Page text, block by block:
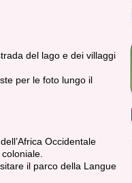
del lago e dei villaggi
per le foto lungo il
Occidentale
il parco della Langue